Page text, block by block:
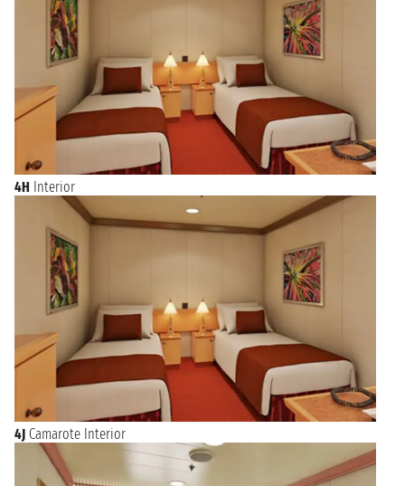
4H Interior
4J Camarote Interior